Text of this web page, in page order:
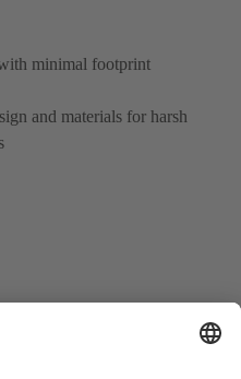
minimal footprint
and materials for harsh